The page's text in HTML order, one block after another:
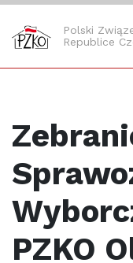
Polski
Republice
PZKO